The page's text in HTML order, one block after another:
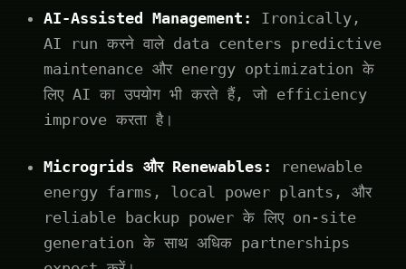
AI-Assisted Management:
Ironically,
AI run करने वाले data centers predictive
maintenance और energy optimization के
लिए AI का उपयोग भी करते हैं, जो efficiency
improve करता है।
Microgrids और Renewables:
renewable
energy farms, local power plants, और
reliable backup power के लिए on-site
generation के साथ अधिक partnerships